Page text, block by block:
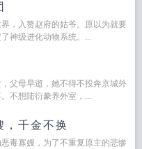
，入赘赵府的姑爷。原以为就要
神级进化动物系统。...
父母早逝，她不得不投奔京城外
不想陆衍豢养外室，...
，千金不换
毒寡嫂，为了不重复原主的悲惨